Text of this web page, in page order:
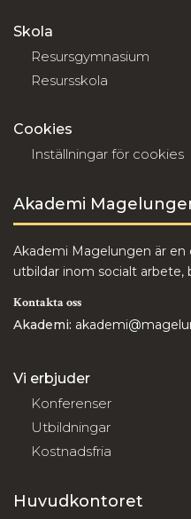
Skola
Resursgymnasium
Resursskola
Cookies
Inställningar för cookies
Akademi
Akademi Magelungen är
utbildar inom socialt arbete,
Kontakta oss
Akademi:
Vi erbjuder
Konferenser
Utbildningar
Kostnadsfria
Huvudkontoret